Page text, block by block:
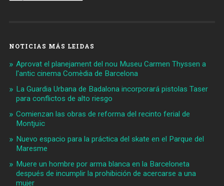
NOTICIAS MÁS LEIDAS
Aprovat el planejament del nou Museu Carmen Thyssen a
l'antic cinema Comèdia de Barcelona
La Guardia Urbana de Badalona incorporará pistolas Taser
para conflictos de alto riesgo
Comienzan las obras de reforma del recinto ferial de
Montjuïc
Nuevo espacio para la práctica del skate en el Parque del
Maresme
Muere un hombre por arma blanca en la Barceloneta
después de incumplir la prohibición de acercarse a una
mujer